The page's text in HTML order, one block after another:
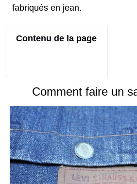
fabriqués en jean.
Contenu de la page
Comment faire un